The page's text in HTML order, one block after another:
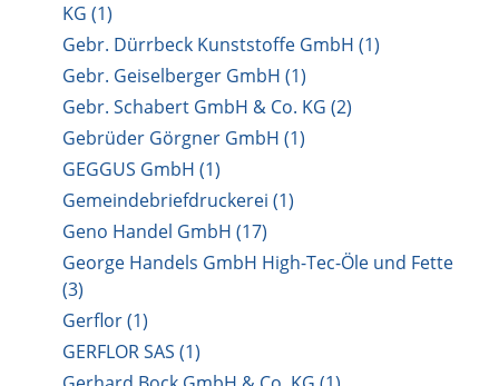
KG (1)
Gebr. Dürrbeck Kunststoffe GmbH (1)
Gebr. Geiselberger GmbH (1)
Gebr. Schabert GmbH & Co. KG (2)
Gebrüder Görgner GmbH (1)
GEGGUS GmbH (1)
Gemeindebriefdruckerei (1)
Geno Handel GmbH (17)
George Handels GmbH High-Tec-Öle und Fette
(3)
Gerflor (1)
GERFLOR SAS (1)